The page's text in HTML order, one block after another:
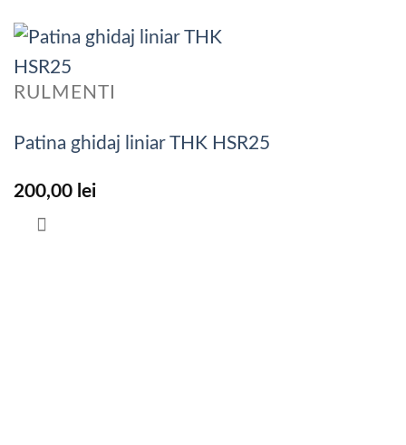
RULMENTI
Patina ghidaj liniar THK HSR25
200,00 lei